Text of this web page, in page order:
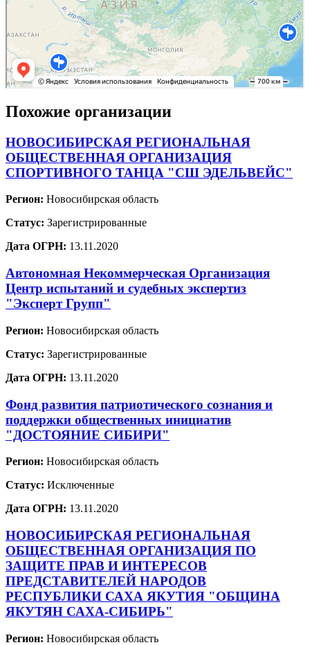
Похожие организации
НОВОСИБИРСКАЯ РЕГИОНАЛЬНАЯ
ОБЩЕСТВЕННАЯ ОРГАНИЗАЦИЯ
СПОРТИВНОГО ТАНЦА "СШ ЭДЕЛЬВЕЙС"
Регион: Новосибирская область
Статус: Зарегистрированные
Дата ОГРН: 13.11.2020
Автономная Некоммерческая Организация
Центр испытаний и судебных экспертиз
"Эксперт Групп"
Регион: Новосибирская область
Статус: Зарегистрированные
Дата ОГРН: 13.11.2020
Фонд развития патриотического сознания и
поддержки общественных инициатив
"ДОСТОЯНИЕ СИБИРИ"
Регион: Новосибирская область
Статус: Исключенные
Дата ОГРН: 13.11.2020
НОВОСИБИРСКАЯ РЕГИОНАЛЬНАЯ
ОБЩЕСТВЕННАЯ ОРГАНИЗАЦИЯ ПО
ЗАЩИТЕ ПРАВ И ИНТЕРЕСОВ
ПРЕДСТАВИТЕЛЕЙ НАРОДОВ
РЕСПУБЛИКИ САХА ЯКУТИЯ "ОБЩИНА
ЯКУТЯН САХА-СИБИРЬ"
Регион: Новосибирская область